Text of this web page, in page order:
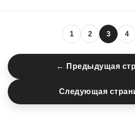
1 2 3 4
← Предыдущая
Следующая